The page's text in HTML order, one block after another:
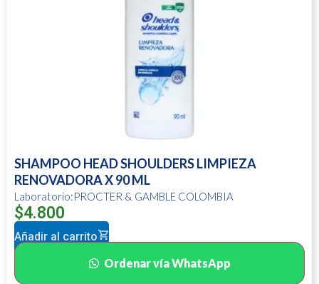
SHAMPOO HEAD SHOULDERS LIMPIEZA
RENOVADORA X 90 ML
Laboratorio:PROCTER & GAMBLE COLOMBIA
$4.800
Añadir al carrito
Ordenar vía WhatsApp